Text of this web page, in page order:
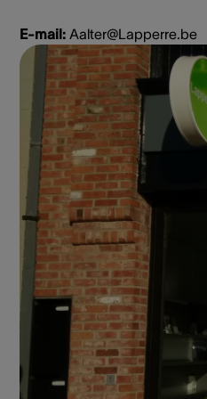
E-mail: Aalter@Lapperre.be